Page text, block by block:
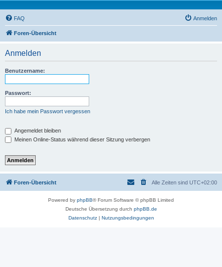
FAQ Anmelden
Foren-Übersicht
Anmelden
Benutzername:
Passwort:
Ich habe mein Passwort vergessen
Angemeldet bleiben
Meinen Online-Status während dieser Sitzung verbergen
Foren-Übersicht Alle Zeiten sind UTC+02:00
Powered by phpBB® Forum Software © phpBB Limited
Deutsche Übersetzung durch phpBB.de
Datenschutz| Nutzungsbedingungen